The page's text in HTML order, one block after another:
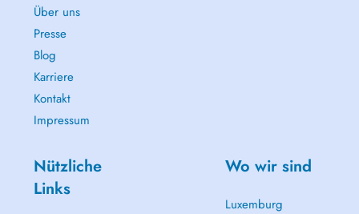
Über uns
Presse
Blog
Karriere
Kontakt
Impressum
Nützliche
Links
Wo wir sind
Luxemburg